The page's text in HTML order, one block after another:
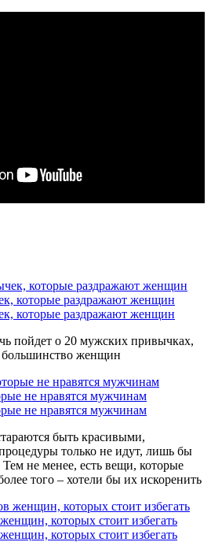
которые раздражают женщин
которые раздражают женщин
пойдет о 20 мужских привычках,
большинство женщин
не нравятся мужчинам
не нравятся мужчинам
быть красивыми,
только не идут, лишь бы
Тем не менее, есть вещи, которые
того – хотели бы их искоренить
которых стоит избегать
которых стоит избегать